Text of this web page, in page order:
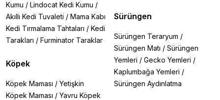
Kumu / Lindocat Kedi Kumu /
Akıllı Kedi Tuvaleti / Mama Kabı
Kedi Tırmalama Tahtaları / Kedi
Tarakları / Furminator Taraklar
Köpek
Köpek Maması / Yetişkin
Köpek Maması / Yavru Köpek
Sürüngen
Sürüngen Teraryum /
Sürüngen Matı / Sürüngen
Yemleri / Gecko Yemleri /
Kaplumbağa Yemleri /
Sürüngen Aydınlatma